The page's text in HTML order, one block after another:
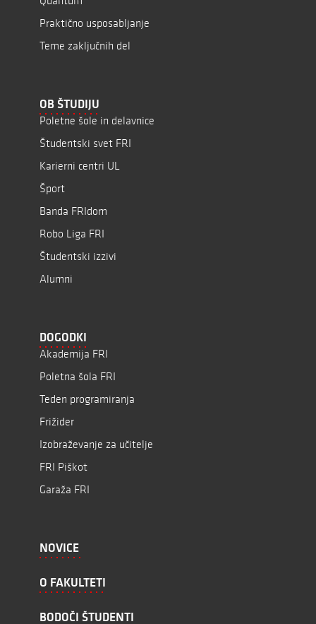
Praktično usposabljanje
Teme zaključnih del
OB ŠTUDIJU
Poletne šole in delavnice
Študentski svet FRI
Karierni centri UL
Šport
Banda FRIdom
Robo Liga FRI
Študentski izzivi
Alumni
DOGODKI
Akademija FRI
Poletna šola FRI
Teden programiranja
Frižider
Izobraževanje za učitelje
FRI Piškot
Garaža FRI
NOVICE
O FAKULTETI
BODOČI ŠTUDENTI